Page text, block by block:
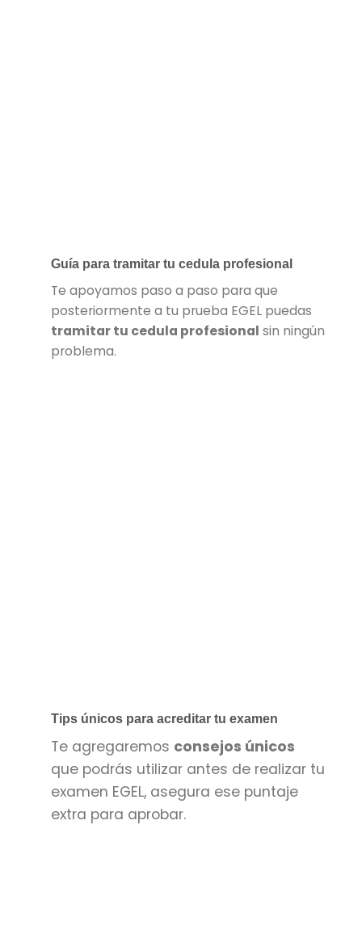
Guía para tramitar tu cedula profesional
Te apoyamos paso a paso para que
posteriormente a tu prueba EGEL puedas
tramitar tu cedula profesional sin ningún
problema.
Tips únicos para acreditar tu examen
Te agregaremos consejos únicos
que podrás utilizar antes de realizar tu
examen EGEL, asegura ese puntaje
extra para aprobar.